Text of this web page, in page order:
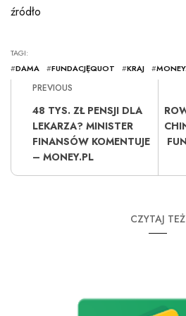
źródło
TAGI:
#DAMA #FUNDACJĘQUOT #KRAJ #
PREVIOUS
48 TYS. ZŁ PENSJI DLA
LEKARZA? MINISTER
FINANSÓW KOMENTUJE
– MONEY.PL
CZYTAJ TEŻ